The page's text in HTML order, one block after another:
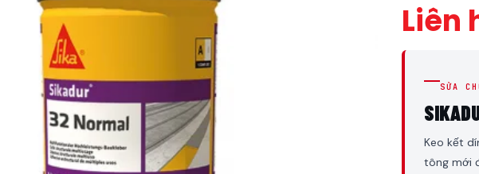
Liên
SỬA
Keo kết
tông mới